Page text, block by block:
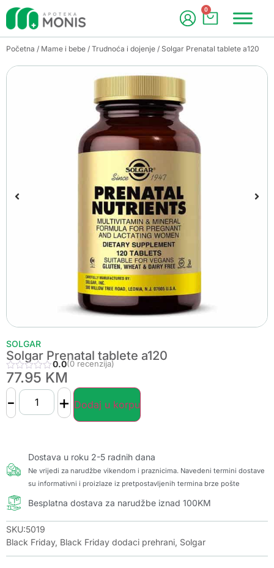
0
Početna / Mame i bebe / Trudnoća i dojenje / Solgar Prenatal tablete a120
SOLGAR
Solgar Prenatal tablete a120
0.0(0 recenzija)
77.95 KM
- + Dodaj u korpu
Dostava u roku 2-5 radnih dana
Ne vrijedi za narudžbe vikendom i praznicima. Navedeni termini dostave
su informativni i proizlaze iz pretpostavljenih termina brze pošte
Besplatna dostava za narudžbe iznad 100KM
SKU:5019
Black Friday, Black Friday dodaci prehrani, Solgar